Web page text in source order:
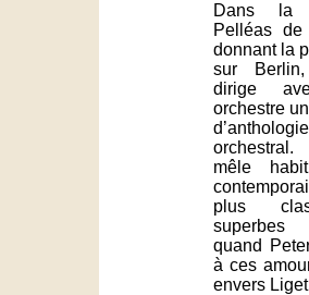
Dans la
Pelléas
donnant la
sur
dirige
orchestre
mêle
plus
superbes
quand
à ces
envers